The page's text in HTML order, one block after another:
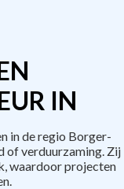
IN
in de regio Borger-
of verduurzaming. Zij
waardoor projecten